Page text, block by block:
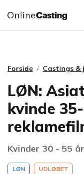
Forside Castings &
LØN:
kvinde
Kvinder 30 - 55
LØN UDLØBET